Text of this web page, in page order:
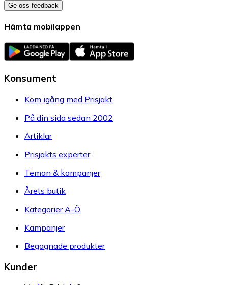
Ge oss feedback
Hämta mobilappen
Konsument
Kom igång med Prisjakt
På din sida sedan 2002
Artiklar
Prisjakts experter
Teman & kampanjer
Årets butik
Kategorier A-Ö
Kampanjer
Begagnade produkter
Kunder